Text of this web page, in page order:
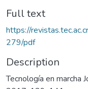
Full text
https://
279/pdf
Description
Tecnología en marcha